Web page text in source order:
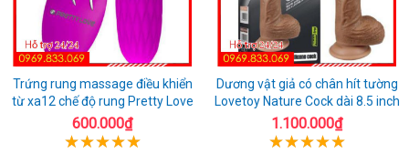
Trứng rung massage điều khiển
từ xa12 chế độ rung Pretty Love
600.000₫
Dương vật giả có chân hít tường
Lovetoy Nature Cock dài 8.5 inch
1.100.000₫